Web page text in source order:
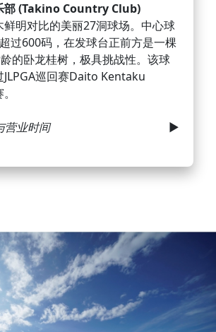
部 (Takino Country Club)
鲜明对比的美丽27洞球场。中心球
过600码，在发球台正前方是一棵
的卧龙桂树，极具挑战性。该球
JLPGA巡回赛Daito Kentaku
营业时间